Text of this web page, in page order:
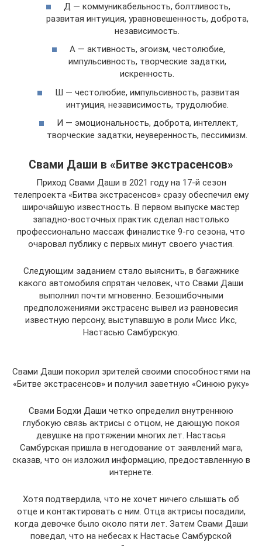
Д — коммуникабельность, болтливость,
развитая интуиция, уравновешенность, доброта,
независимость.
А — активность, эгоизм, честолюбие,
импульсивность, творческие задатки,
искренность.
Ш — честолюбие, импульсивность, развитая
интуиция, независимость, трудолюбие.
И — эмоциональность, доброта, интеллект,
творческие задатки, неуверенность, пессимизм.
Свами Даши в «Битве экстрасенсов»
Приход Свами Даши в 2021 году на 17-й сезон
телепроекта «Битва экстрасенсов» сразу обеспечил ему
широчайшую известность. В первом выпуске мастер
западно-восточных практик сделал настолько
профессионально массаж финалистке 9-го сезона, что
очаровал публику с первых минут своего участия.
Следующим заданием стало выяснить, в багажнике
какого автомобиля спрятан человек, что Свами Даши
выполнил почти мгновенно. Безошибочными
предположениями экстрасенс вывел из равновесия
известную персону, выступавшую в роли Мисс Икс,
Настасью Самбурскую.
Свами Даши покорил зрителей своими способностями на
«Битве экстрасенсов» и получил заветную «Синюю руку»
Свами Бодхи Даши четко определил внутреннюю
глубокую связь актрисы с отцом, не дающую покоя
девушке на протяжении многих лет. Настасья
Самбурская пришла в негодование от заявлений мага,
сказав, что он изложил информацию, предоставленную в
интернете.
Хотя подтвердила, что не хочет ничего слышать об
отце и контактировать с ним. Отца актрисы посадили,
когда девочке было около пяти лет. Затем Свами Даши
поведал, что на небесах к Настасье Самбурской